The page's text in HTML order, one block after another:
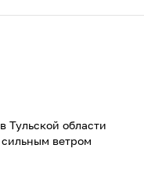
Тульской области
ветром